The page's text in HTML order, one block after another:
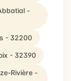
-
- 32200
- 32390
Rivière -